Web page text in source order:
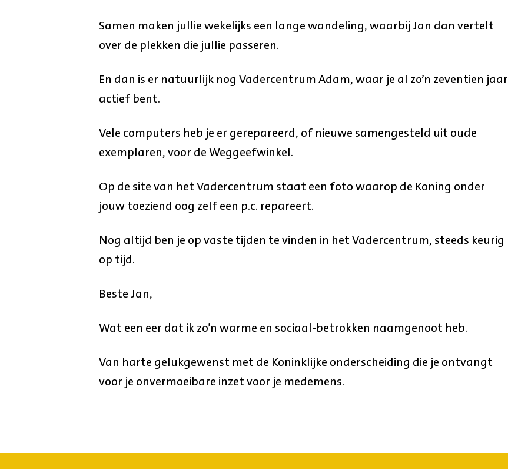
Samen maken jullie wekelijks een lange wandeling, waarbij Jan dan vertelt
over de plekken die jullie passeren.
En dan is er natuurlijk nog Vadercentrum Adam, waar je al zo’n zeventien jaar
actief bent.
Vele computers heb je er gerepareerd, of nieuwe samengesteld uit oude
exemplaren, voor de Weggeefwinkel.
Op de site van het Vadercentrum staat een foto waarop de Koning onder
jouw toeziend oog zelf een p.c. repareert.
Nog altijd ben je op vaste tijden te vinden in het Vadercentrum, steeds keurig
op tijd.
Beste Jan,
Wat een eer dat ik zo’n warme en sociaal-betrokken naamgenoot heb.
Van harte gelukgewenst met de Koninklijke onderscheiding die je ontvangt
voor je onvermoeibare inzet voor je medemens.